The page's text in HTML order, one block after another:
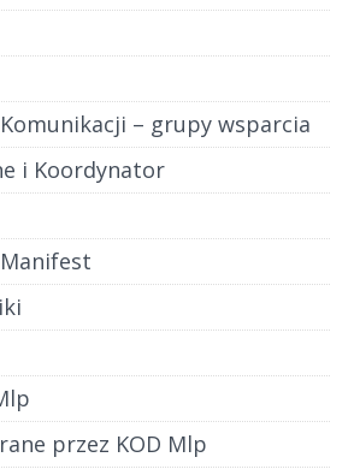
– grupy wsparcia
i Koordynator
przez KOD Mlp